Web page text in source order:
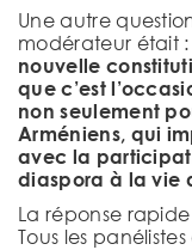
Une autre
modérateur était :
nouvelle
que c’est
non seulement
Arméniens, qui
avec la
diaspora à la vie
La réponse
Tous les